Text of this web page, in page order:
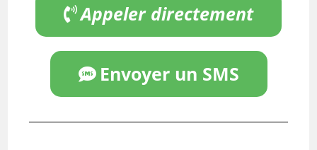
Appeler directement
Envoyer un SMS